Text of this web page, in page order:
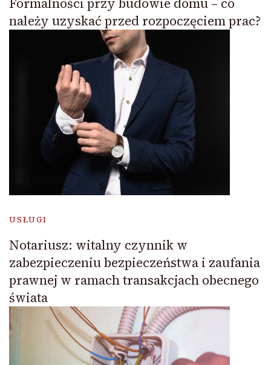
należy uzyskać przed rozpoczęciem prac?
USŁUGI
Notariusz: witalny czynnik w
zabezpieczeniu bezpieczeństwa i zaufania
prawnej w ramach transakcjach obecnego
świata